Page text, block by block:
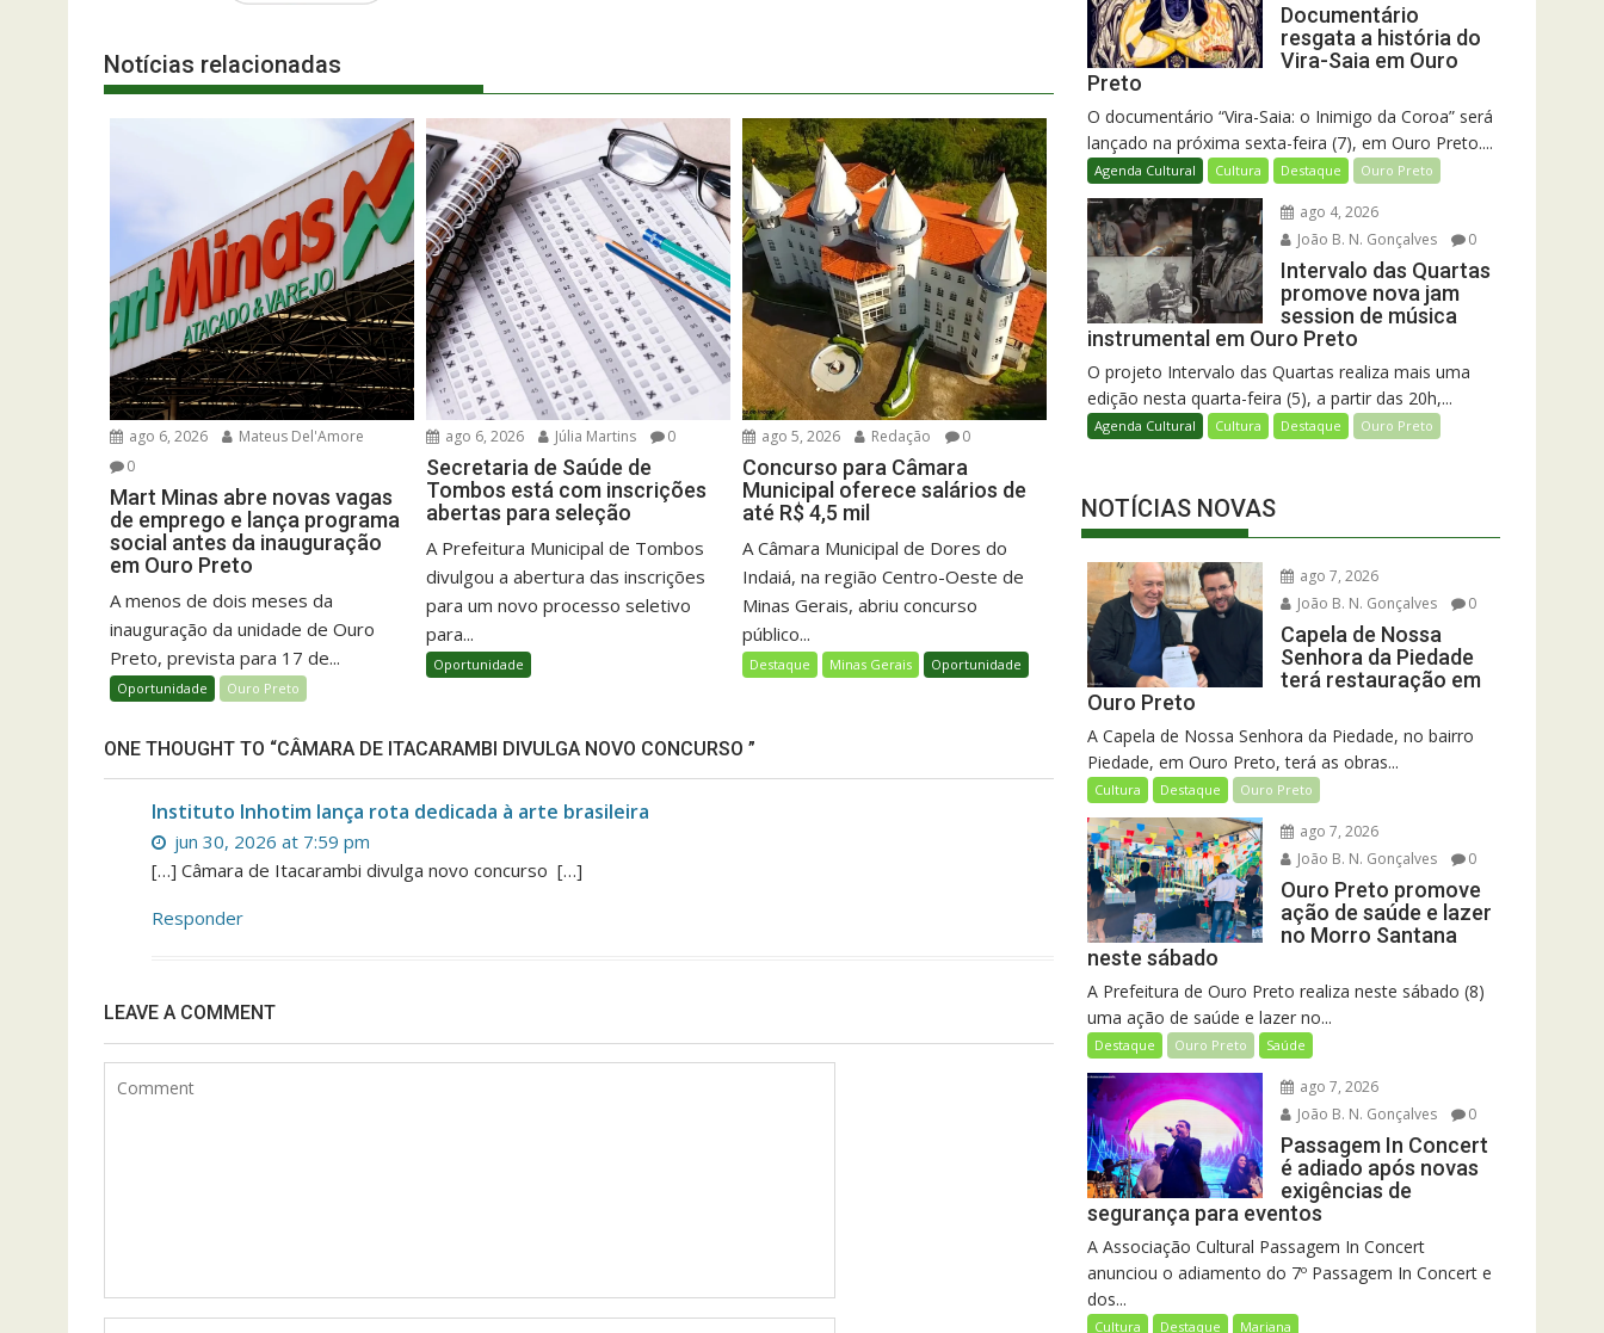
Notícias relacionadas
ago 6, 2026
Mateus Del'Amore
0
Mart Minas abre novas vagas
de emprego e lança programa
social antes da inauguração
em Ouro Preto
A menos de dois meses da
inauguração da unidade de Ouro
Preto, prevista para 17 de...
Oportunidade Ouro Preto
ago 6, 2026 Júlia Martins 0
Secretaria de Saúde de
Tombos está com inscrições
abertas para seleção
A Prefeitura Municipal de Tombos
divulgou a abertura das inscrições
para um novo processo seletivo
para...
Oportunidade
ago 5, 2026 Redação 0
Concurso para Câmara
Municipal oferece salários de
até R$ 4,5 mil
A Câmara Municipal de Dores do
Indaiá, na região Centro-Oeste de
Minas Gerais, abriu concurso
público...
Destaque Minas Gerais Oportunidade
ONE THOUGHT TO “CÂMARA DE ITACARAMBI DIVULGA NOVO CONCURSO ”
Instituto Inhotim lança rota dedicada à arte brasileira
jun 30, 2026 at 7:59 pm
[…] Câmara de Itacarambi divulga novo concurso […]
Responder
LEAVE A COMMENT
Documentário
resgata a história do
Vira-Saia em Ouro
Preto
O documentário “Vira-Saia: o Inimigo da Coroa” será
lançado na próxima sexta-feira (7), em Ouro Preto....
Agenda Cultural Cultura Destaque Ouro Preto
ago 4, 2026
João B. N. Gonçalves
0
Intervalo das Quartas
promove nova jam
session de música
instrumental em Ouro Preto
O projeto Intervalo das Quartas realiza mais uma
edição nesta quarta-feira (5), a partir das 20h,...
Agenda Cultural Cultura Destaque Ouro Preto
NOTÍCIAS NOVAS
ago 7, 2026
João B. N. Gonçalves
0
Capela de Nossa
Senhora da Piedade
terá restauração em
Ouro Preto
A Capela de Nossa Senhora da Piedade, no bairro
Piedade, em Ouro Preto, terá as obras...
Cultura Destaque Ouro Preto
ago 7, 2026
João B. N. Gonçalves
0
Ouro Preto promove
ação de saúde e lazer
no Morro Santana
neste sábado
A Prefeitura de Ouro Preto realiza neste sábado (8)
uma ação de saúde e lazer no...
Destaque Ouro Preto Saúde
ago 7, 2026
João B. N. Gonçalves
0
Passagem In Concert
é adiado após novas
exigências de
segurança para eventos
A Associação Cultural Passagem In Concert
anunciou o adiamento do 7º Passagem In Concert e
dos...
Cultura Destaque Mariana